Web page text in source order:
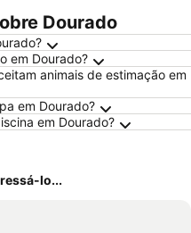
Dourado
em Dourado?
animais de estimação em
em Dourado?
em Dourado?
lo...